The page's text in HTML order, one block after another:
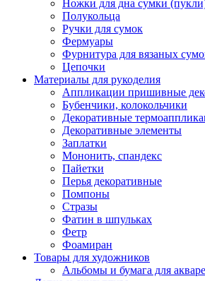
Ножки для дна сумки
Полукольца
Ручки для сумок
Фермуары
Фурнитура для вязаных
Цепочки
Материалы для рукоделия
Аппликации пришивные
Бубенчики, колокольчики
Декоративные
Декоративные элементы
Заплатки
Мононить, спандекс
Пайетки
Перья декоративные
Помпоны
Стразы
Фатин в шпульках
Фетр
Фоамиран
Товары для художников
Альбомы и бумага для